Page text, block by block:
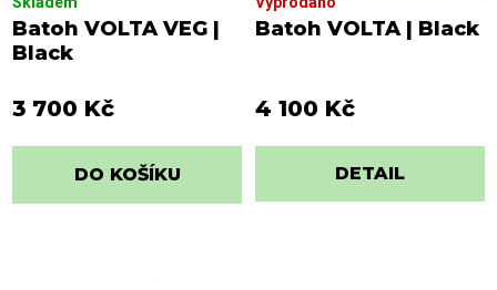
Batoh VOLTA VEG |
Black
3 700 Kč
DO KOŠÍKU
Batoh VOLTA | Black
4 100 Kč
DETAIL